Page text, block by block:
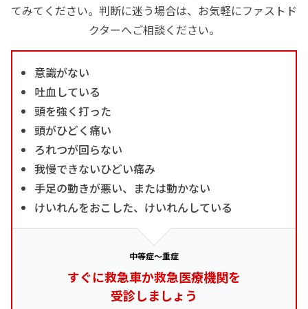
てみてください。判断に迷う場合は、お気軽にファストド
クターへご相談ください。
意識がない
吐血している
頭を強く打った
頭がひどく痛い
ろれつが回らない
我慢できないひどい痛み
手足の動きが悪い、または動かない
けいれんをおこした、けいれんしている
中等症～重症
すぐに救急車か救急医療機関を
受診しましょう